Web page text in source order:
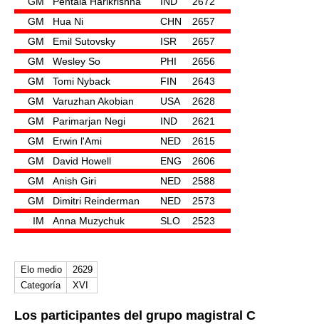
GM
Hua Ni CHN
2657
GM
Emil Sutovsky ISR
2657
GM
Wesley So PHI
2656
GM
Tomi Nyback FIN
2643
GM
Varuzhan Akobian USA
2628
GM
Parimarjan Negi IND
2621
GM
Erwin l'Ami NED
2615
GM
David Howell ENG
2606
GM
Anish Giri NED
2588
GM
Dimitri Reinderman NED
2573
IM
Anna Muzychuk SLO 2523
Elo medio
2629
Categoría
XVI
Los participantes del grupo magistral C